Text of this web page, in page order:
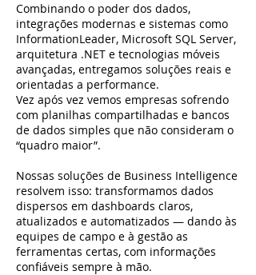
Combinando o poder dos dados,
integrações modernas e sistemas como
InformationLeader, Microsoft SQL Server,
arquitetura .NET e tecnologias móveis
avançadas, entregamos soluções reais e
orientadas a performance.
Vez após vez vemos empresas sofrendo
com planilhas compartilhadas e bancos
de dados simples que não consideram o
“quadro maior”.
Nossas soluções de Business Intelligence
resolvem isso: transformamos dados
dispersos em dashboards claros,
atualizados e automatizados — dando às
equipes de campo e à gestão as
ferramentas certas, com informações
confiáveis sempre à mão.